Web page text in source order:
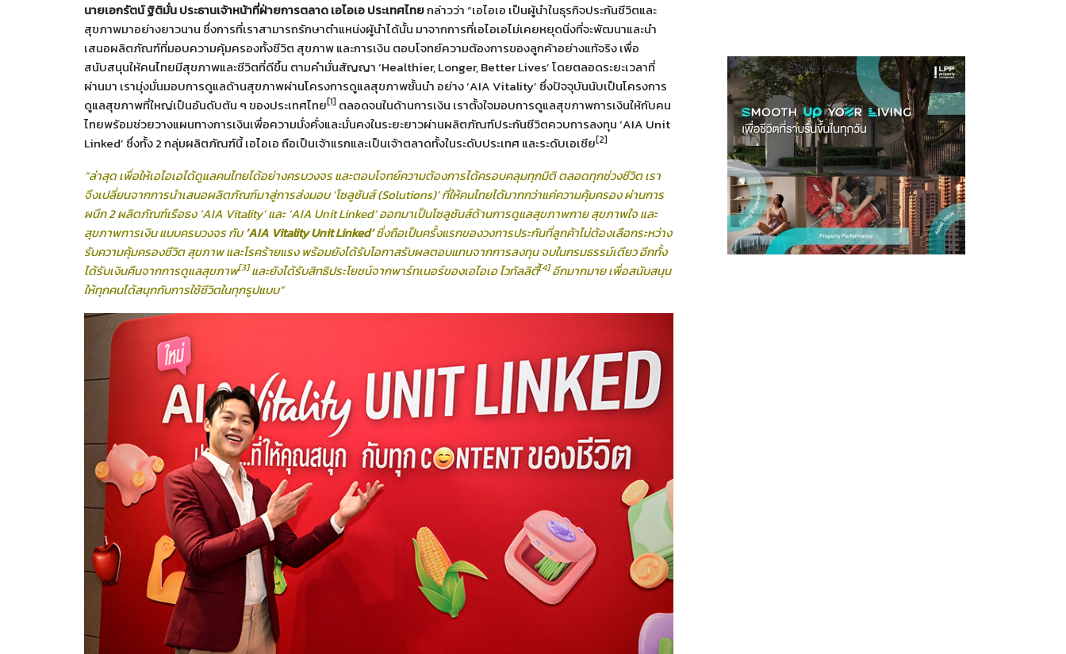
นายเอกรัตน์ ฐิติมั่น ประธานเจ้าหน้าที่ฝ่ายการตลาด เอไอเอ ประเทศไทยกล่าวว่า “เอไอเอ เป็นผู้นำในธุรกิจประกันชีวิตและ
สุขภาพมาอย่างยาวนาน ซึ่งการที่เราสามารถรักษาตำแหน่งผู้นำได้นั้น มาจากการที่เอไอเอไม่เคยหยุดนิ่งที่จะพัฒนาและนำ
เสนอผลิตภัณฑ์ที่มอบความคุ้มครองทั้งชีวิต สุขภาพ และการเงิน ตอบโจทย์ความต้องการของลูกค้าอย่างแท้จริง เพื่อ
สนับสนุนให้คนไทยมีสุขภาพและชีวิตที่ดีขึ้น ตามคำมั่นสัญญา ‘Healthier, Longer, Better Lives’ โดยตลอดระยะเวลาที่
ผ่านมา เรามุ่งมั่นมอบการดูแลด้านสุขภาพผ่านโครงการดูแลสุขภาพชั้นนำ อย่าง ‘AIA Vitality’ ซึ่งปัจจุบันนับเป็นโครงการ
ดูแลสุขภาพที่ใหญ่เป็นอันดับต้น ๆ ของประเทศไทย[1] ตลอดจนในด้านการเงิน เราตั้งใจมอบการดูแลสุขภาพการเงินให้กับคน
ไทยพร้อมช่วยวางแผนทางการเงินเพื่อความมั่งคั่งและมั่นคงในระยะยาวผ่านผลิตภัณฑ์ประกันชีวิตควบการลงทุน ‘AIA Unit
Linked’ ซึ่งทั้ง 2 กลุ่มผลิตภัณฑ์นี้ เอไอเอ ถือเป็นเจ้าแรกและเป็นเจ้าตลาดทั้งในระดับประเทศ และระดับเอเชีย[2]
“ล่าสุด เพื่อให้เอไอเอได้ดูแลคนไทยได้อย่างครบวงจร และตอบโจทย์ความต้องการได้ครอบคลุมทุกมิติ ตลอดทุกช่วงชีวิต เรา
จึงเปลี่ยนจากการนำเสนอผลิตภัณฑ์มาสู่การส่งมอบ‘โซลูชันส์ (Solutions)’ ที่ให้คนไทยได้มากกว่าแค่ความคุ้มครอง ผ่านการ
ผนึก 2 ผลิตภัณฑ์เรือธง ‘AIA Vitality’ และ ‘AIA Unit Linked’ ออกมาเป็นโซลูชันส์ด้านการดูแลสุขภาพกาย สุขภาพใจ และ
สุขภาพการเงิน แบบครบวงจร กับ‘AIA Vitality Unit Linked’ซึ่งถือเป็นครั้งแรกของวงการประกันที่ลูกค้าไม่ต้องเลือกระหว่าง
รับความคุ้มครองชีวิต สุขภาพ และโรคร้ายแรง พร้อมยังได้รับโอกาสรับผลตอบแทนจากการลงทุน จบในกรมธรรม์เดียว อีกทั้ง
ได้รับเงินคืนจากการดูแลสุขภาพ[3]และยังได้รับสิทธิประโยชน์จากพาร์ทเนอร์ของเอไอเอ ไวทัลลิตี้[4]อีกมากมาย เพื่อสนับสนุน
ให้ทุกคนได้สนุกกับการใช้ชีวิตในทุกรูปแบบ”